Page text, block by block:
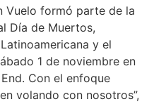
Vuelo formó parte de la
Día de Muertos,
y el
1 de noviembre en
Con el enfoque
volando con nosotros”,